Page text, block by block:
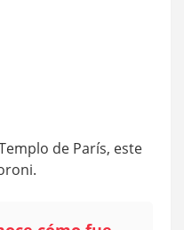
de París, este